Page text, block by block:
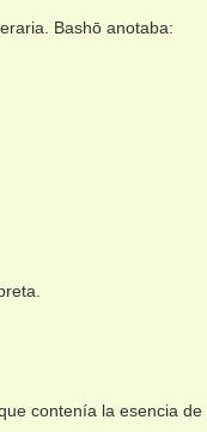
Bashō anotaba:
contenía la esencia de